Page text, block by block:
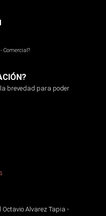
Comercial?
brevedad para poder
Octavio Alvarez Tapia -